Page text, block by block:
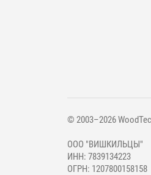
© 2003–2026 WoodTec
ООО "ВИШКИЛЬЦЫ"
ИНН: 7839134223
ОГРН: 1207800158158